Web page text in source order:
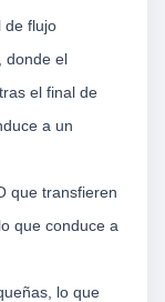
de flujo
donde el
el final de
a un
que transfieren
que conduce a
lo que